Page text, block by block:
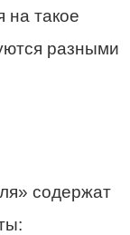
на такое
разными
содержат